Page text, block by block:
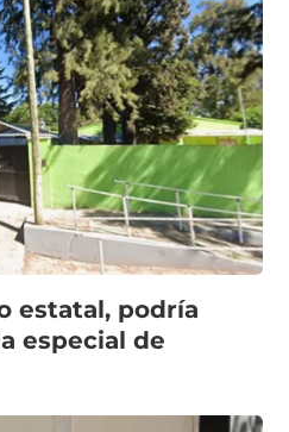
estatal, podría
especial de